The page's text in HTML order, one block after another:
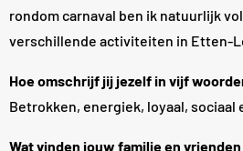
rondom carnaval ben ik natuurlijk
verschillende activiteiten in Etten-
Hoe omschrijf jij jezelf in vijf
Betrokken, energiek, loyaal,
Wat vinden jouw familie en